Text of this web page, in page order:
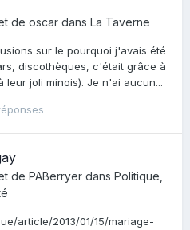
de oscar dans La Taverne
sur le pourquoi j'avais été
discothèques, c'était grâce à
joli minois). Je n'ai aucun...
de PABerryer dans Politique,
article/2013/01/15/mariage-